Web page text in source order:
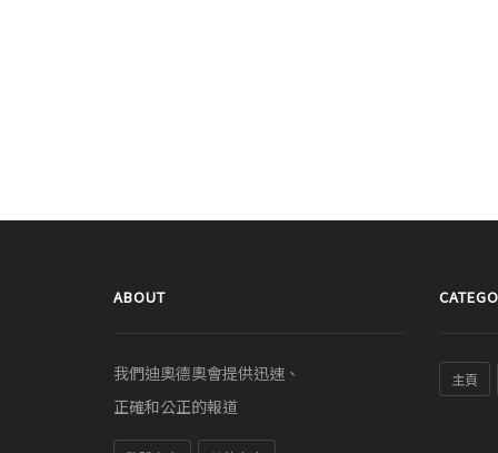
ABOUT
我們迪奧德奧會提供迅速、
正確和公正的報道
主頁